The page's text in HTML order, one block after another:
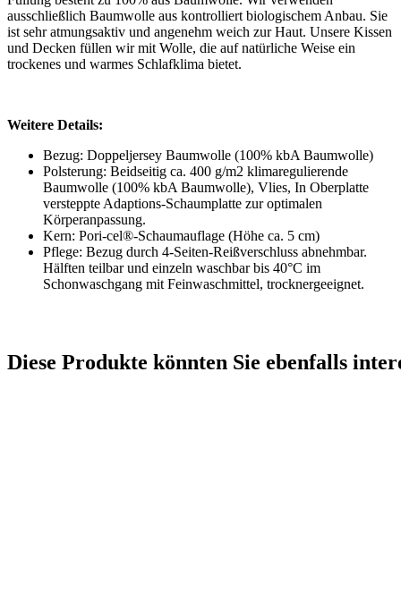
ausschließlich Baumwolle aus kontrolliert biologischem Anbau. Sie
ist sehr atmungsaktiv und angenehm weich zur Haut. Unsere Kissen
und Decken füllen wir mit Wolle, die auf natürliche Weise ein
trockenes und warmes Schlafklima bietet.
Weitere Details:
Bezug: Doppeljersey Baumwolle (100% kbA Baumwolle)
Polsterung: Beidseitig ca. 400 g/m2 klimaregulierende
Baumwolle (100% kbA Baumwolle), Vlies, In Oberplatte
versteppte Adaptions-Schaumplatte zur optimalen
Körperanpassung.
Kern: Pori-cel®-Schaumauflage (Höhe ca. 5 cm)
Pflege: Bezug durch 4-Seiten-Reißverschluss abnehmbar.
Hälften teilbar und einzeln waschbar bis 40°C im
Schonwaschgang mit Feinwaschmittel, trocknergeeignet.
Diese Produkte könnten Sie ebenfalls